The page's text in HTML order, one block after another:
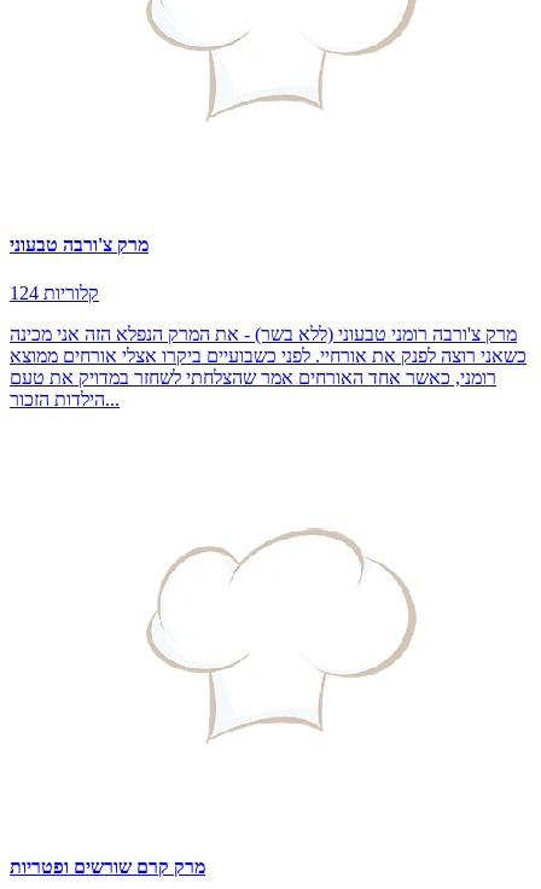
מרק צ'ורבה טבעוני
124 קלוריות
מרק צ'ורבה רומני טבעוני (ללא בשר) - את המרק הנפלא הזה אני מכינה
כשאני רוצה לפנק את אורחיי. לפני כשבועיים ביקרו אצלי אורחים ממוצא
רומני, כאשר אחד האורחים אמר שהצלחתי לשחזר במדויק את טעם
הילדות הזכור...
מרק קרם שורשים ופטריות